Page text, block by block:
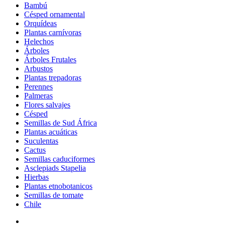
Bambú
Césped ornamental
Orquídeas
Plantas carnívoras
Helechos
Árboles
Árboles Frutales
Arbustos
Plantas trepadoras
Perennes
Palmeras
Flores salvajes
Césped
Semillas de Sud África
Plantas acuáticas
Suculentas
Cactus
Semillas caduciformes
Asclepiads Stapelia
Hierbas
Plantas etnobotanicos
Semillas de tomate
Chile